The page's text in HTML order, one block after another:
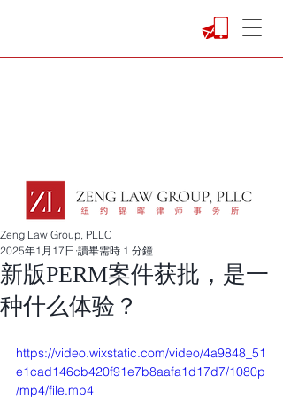
新版PERM案件获批，是一
种什么体验？
Zeng Law Group, PLLC
2025年1月17日 讀畢需時 1 分鐘
https://video.wixstatic.com/video/4a9848_51
e1cad146cb420f91e7b8aafa1d17d7/1080p
/mp4/file.mp4